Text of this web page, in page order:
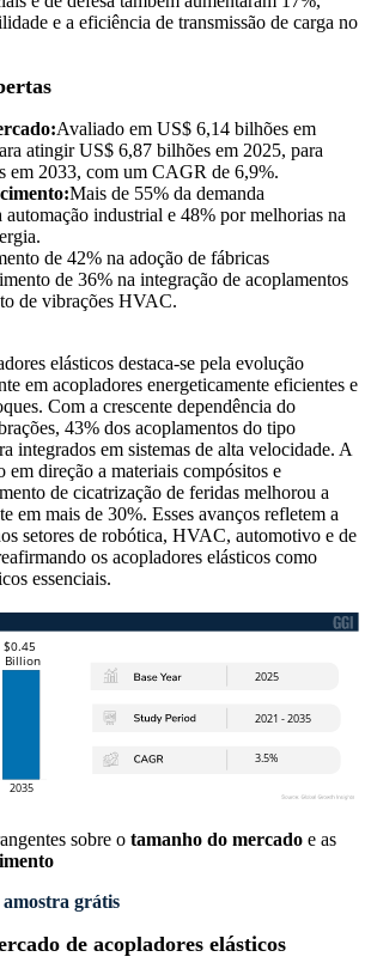
e a eficiência de transmissão de carga no
Avaliado em US$ 6,14 bilhões em
atingir US$ 6,87 bilhões em 2025, para
em 2033, com um CAGR de 6,9%.
Mais de 55% da demanda
automação industrial e 48% por melhorias na
de 42% na adoção de fábricas
de 36% na integração de acoplamentos
de vibrações HVAC.
elásticos destaca-se pela evolução
em acopladores energeticamente eficientes e
Com a crescente dependência do
43% dos acoplamentos do tipo
integrados em sistemas de alta velocidade. A
em direção a materiais compósitos e
de cicatrização de feridas melhorou a
em mais de 30%. Esses avanços refletem a
setores de robótica, HVAC, automotivo e de
os acopladores elásticos como
essenciais.
sobre o tamanho do mercado e as
grátis
de acopladores elásticos